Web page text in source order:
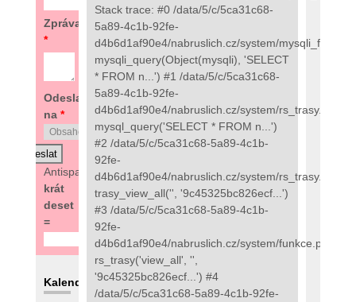
Zpráva
*
Odeslat
na *
Antispam:
6
krát
deset
=
Kalendář
Stack trace: #0 /data/5/c/5ca31c68-
5a89-4c1b-92fe-
d4b6d1af90e4/nabruslich.cz/system/
mysqli_query(Object(mysqli), 'SELECT
* FROM n...') #1 /data/5/c/5ca31c68-
5a89-4c1b-92fe-
d4b6d1af90e4/nabruslich.cz/system/
mysql_query('SELECT * FROM n...')
#2 /data/5/c/5ca31c68-5a89-4c1b-
92fe-
d4b6d1af90e4/nabruslich.cz/system/
trasy_view_all('', '9c45325bc826ecf...')
#3 /data/5/c/5ca31c68-5a89-4c1b-
92fe-
d4b6d1af90e4/nabruslich.cz/system/
rs_trasy('view_all', '',
'9c45325bc826ecf...') #4
/data/5/c/5ca31c68-5a89-4c1b-92fe-